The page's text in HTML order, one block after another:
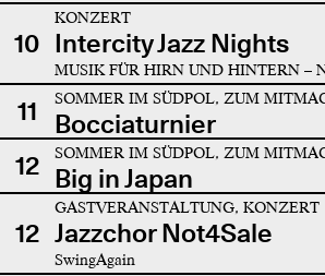
10
KONZERT
Intercity Jazz Nights
MUSIK FÜR HIRN UND HINTERN –
11 SOMMER IM SÜDPOL, ZUM
Bocciaturnier
12
SOMMER IM SÜDPOL, ZUM
Big in Japan
12
GASTVERANSTALTUNG, KONZERT
Jazzchor Not4Sale
SwingAgain